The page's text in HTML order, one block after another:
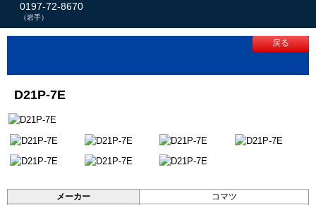
0197-72-8670
（岩手）
戻る
D21P-7E
メーカー
コマツ